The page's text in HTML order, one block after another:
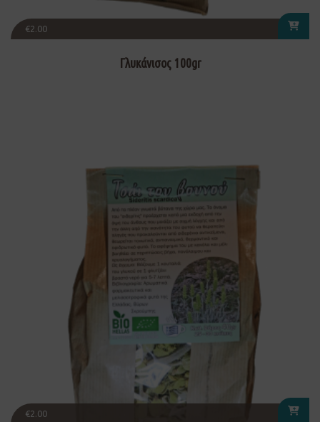
€2.00
Γλυκάνισος 100gr
€2.00